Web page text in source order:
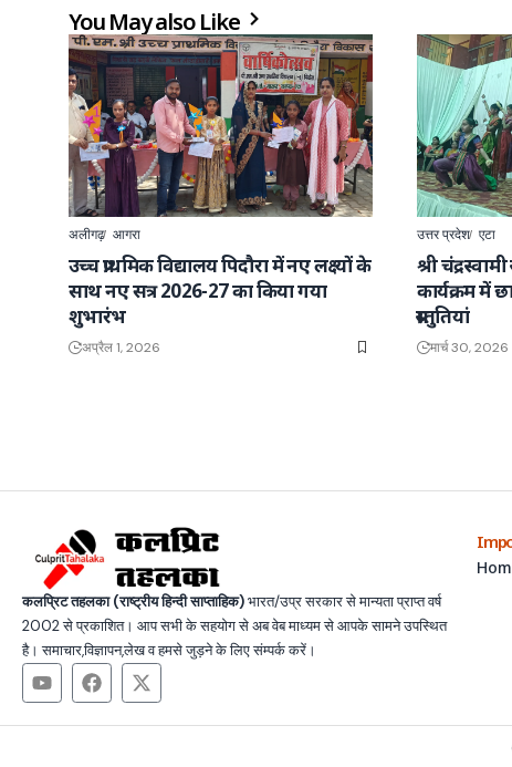
You May also Like
अलीगढ़ आगरा
उच्च प्राथमिक विद्यालय पिदौरा में नए लक्ष्यों के
साथ नए सत्र 2026-27 का किया गया
शुभारंभ
अप्रैल 1, 2026
उत्तर प्रदेश एटा
श्री
कार्यक्रम में
प्रस्तुतियां
मार्च 30, 2026
कलप्रिट तहलका (राष्ट्रीय हिन्दी साप्ताहिक)भारत/उप्र सरकार से मान्यता प्राप्त वर्ष
2002 से प्रकाशित। आप सभी के सहयोग से अब वेब माध्यम से आपके सामने उपस्थित
है। समाचार,विज्ञापन,लेख व हमसे जुड़ने के लिए संम्पर्क करें।